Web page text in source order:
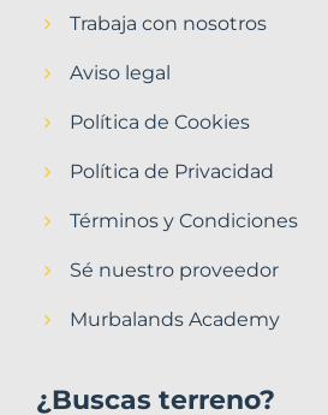
Trabaja con nosotros
Aviso legal
Política de Cookies
Política de Privacidad
Términos y Condiciones
Sé nuestro proveedor
Murbalands Academy
¿Buscas terreno?